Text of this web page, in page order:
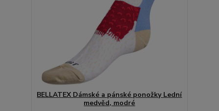
BELLATEX Dámské a pánské ponožky Lední
medvěd, modré